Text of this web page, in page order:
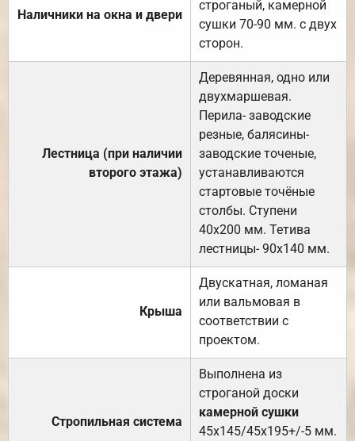
Наличники на окна и двери
строганый, камерной
сушки 70-90 мм. с двух
сторон.
Лестница (при наличии
второго этажа)
Деревянная, одно или
двухмаршевая.
Перила- заводские
резные, балясины-
заводские точеные,
устанавливаются
стартовые точёные
столбы. Ступени
40х200 мм. Тетива
лестницы- 90х140 мм.
Крыша
Двускатная, ломаная
или вальмовая в
соответствии с
проектом.
Стропильная система
Выполнена из
строганой доски
камерной сушки
45х145/45х195+/-5 мм.